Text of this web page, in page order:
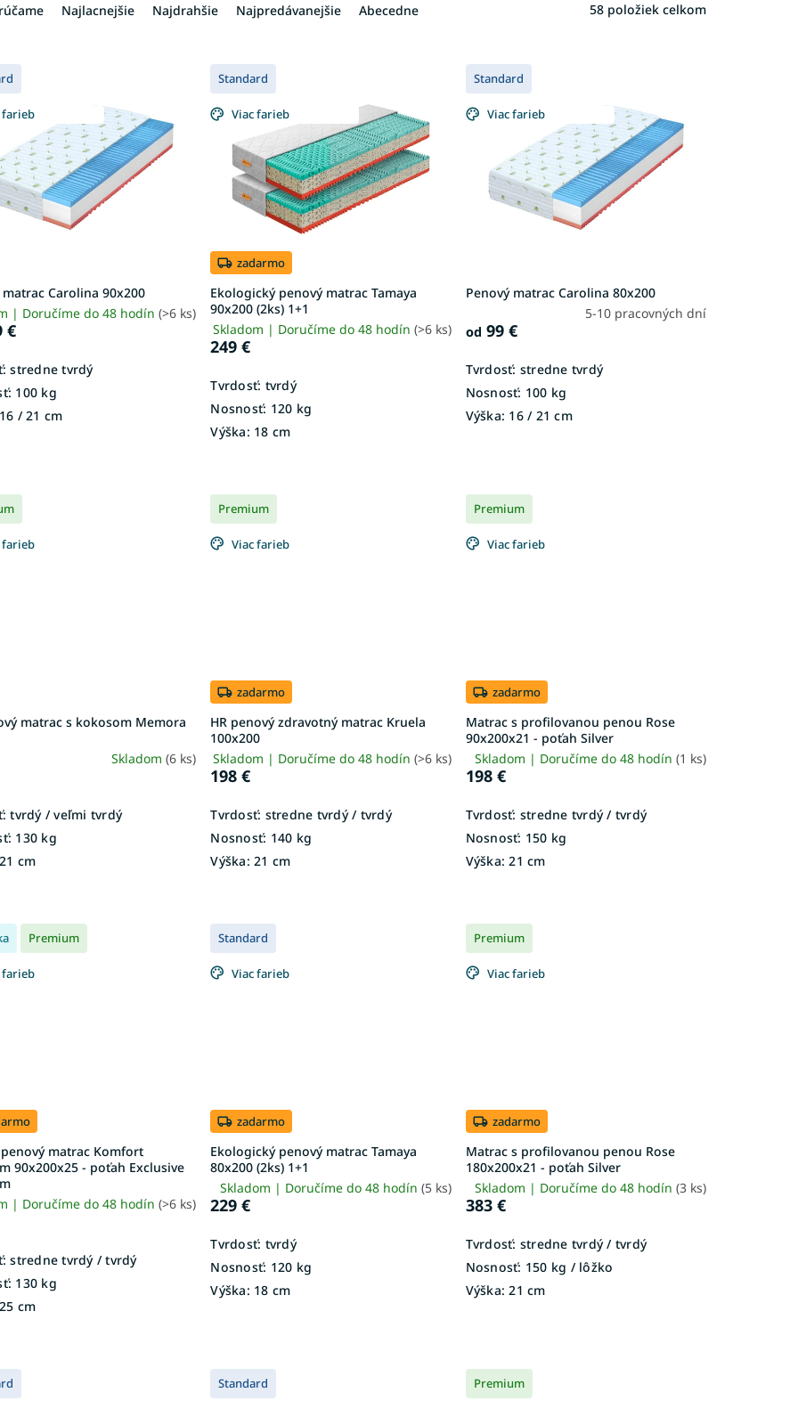
Najlacnejšie Najdrahšie Najpredávanejšie Abecedne 58 položiek celkom
farieb
matrac Carolina 90x200
| Doručíme do 48 hodín(>6 ks)
€
stredne tvrdý
100 kg
16 / 21 cm
Standard
Viac farieb
zadarmo
Ekologický penový matrac Tamaya
90x200 (2ks) 1+1
Skladom | Doručíme do 48 hodín (>6 ks)
249 €
Tvrdosť: tvrdý
Nosnosť: 120 kg
Výška: 18 cm
Standard
Viac farieb
Penový matrac Carolina 80x200
5-10 pracovných dní
od 99 €
Tvrdosť: stredne tvrdý
Nosnosť: 100 kg
Výška: 16 / 21 cm
farieb
matrac s kokosom Memora
Skladom(6 ks)
tvrdý / veľmi tvrdý
130 kg
21 cm
Premium
Viac farieb
zadarmo
HR penový zdravotný matrac Kruela
100x200
Skladom | Doručíme do 48 hodín (>6 ks)
198 €
Tvrdosť: stredne tvrdý / tvrdý
Nosnosť: 140 kg
Výška: 21 cm
Premium
Viac farieb
zadarmo
Matrac s profilovanou penou Rose
90x200x21 - poťah Silver
Skladom | Doručíme do 48 hodín (1 ks)
198 €
Tvrdosť: stredne tvrdý / tvrdý
Nosnosť: 150 kg
Výška: 21 cm
Premium
farieb
matrac Komfort
90x200x25 - poťah Exclusive
| Doručíme do 48 hodín(>6 ks)
stredne tvrdý / tvrdý
130 kg
25 cm
Standard
Viac farieb
zadarmo
Ekologický penový matrac Tamaya
80x200 (2ks) 1+1
Skladom | Doručíme do 48 hodín (5 ks)
229 €
Tvrdosť: tvrdý
Nosnosť: 120 kg
Výška: 18 cm
Premium
Viac farieb
zadarmo
Matrac s profilovanou penou Rose
180x200x21 - poťah Silver
Skladom | Doručíme do 48 hodín (3 ks)
383 €
Tvrdosť: stredne tvrdý / tvrdý
Nosnosť: 150 kg / lôžko
Výška: 21 cm
Standard Premium